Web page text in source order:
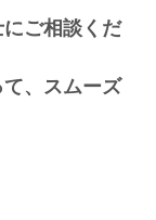
ご相談くだ
、スムーズ